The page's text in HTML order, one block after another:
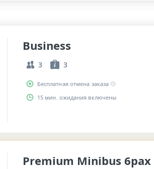
Business
3 3
Бесплатная отмена заказа
15 мин. ожидания включены
Premium Minibus 6pax